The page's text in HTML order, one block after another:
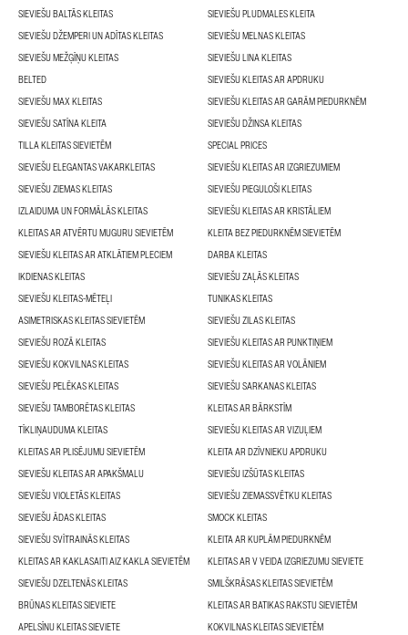
SIEVIEŠU BALTĀS KLEITAS
SIEVIEŠU PLUDMALES KLEITA
SIEVIEŠU DŽEMPERI UN ADĪTAS KLEITAS
SIEVIEŠU MELNAS KLEITAS
SIEVIEŠU MEŽĢĪŅU KLEITAS
SIEVIEŠU LINA KLEITAS
BELTED
SIEVIEŠU KLEITAS AR APDRUKU
SIEVIEŠU MAX KLEITAS
SIEVIEŠU KLEITAS AR GARĀM PIEDURKNĒM
SIEVIEŠU SATĪNA KLEITA
SIEVIEŠU DŽINSA KLEITAS
TILLA KLEITAS SIEVIETĒM
SPECIAL PRICES
SIEVIEŠU ELEGANTAS VAKARKLEITAS
SIEVIEŠU KLEITAS AR IZGRIEZUMIEM
SIEVIEŠU ZIEMAS KLEITAS
SIEVIEŠU PIEGULOŠI KLEITAS
IZLAIDUMA UN FORMĀLĀS KLEITAS
SIEVIEŠU KLEITAS AR KRISTĀLIEM
KLEITAS AR ATVĒRTU MUGURU SIEVIETĒM
KLEITA BEZ PIEDURKNĒM SIEVIETĒM
SIEVIEŠU KLEITAS AR ATKLĀTIEM PLECIEM
DARBA KLEITAS
IKDIENAS KLEITAS
SIEVIEŠU ZAĻĀS KLEITAS
SIEVIEŠU KLEITAS-MĒTEĻI
TUNIKAS KLEITAS
ASIMETRISKAS KLEITAS SIEVIETĒM
SIEVIEŠU ZILAS KLEITAS
SIEVIEŠU ROZĀ KLEITAS
SIEVIEŠU KLEITAS AR PUNKTIŅIEM
SIEVIEŠU KOKVILNAS KLEITAS
SIEVIEŠU KLEITAS AR VOLĀNIEM
SIEVIEŠU PELĒKAS KLEITAS
SIEVIEŠU SARKANAS KLEITAS
SIEVIEŠU TAMBORĒTAS KLEITAS
KLEITAS AR BĀRKSTĪM
TĪKLIŅAUDUMA KLEITAS
SIEVIEŠU KLEITAS AR VIZUĻIEM
KLEITAS AR PLISĒJUMU SIEVIETĒM
KLEITA AR DZĪVNIEKU APDRUKU
SIEVIEŠU KLEITAS AR APAKŠMALU
SIEVIEŠU IZŠŪTAS KLEITAS
SIEVIEŠU VIOLETĀS KLEITAS
SIEVIEŠU ZIEMASSVĒTKU KLEITAS
SIEVIEŠU ĀDAS KLEITAS
SMOCK KLEITAS
SIEVIEŠU SVĪTRAINĀS KLEITAS
KLEITA AR KUPLĀM PIEDURKNĒM
KLEITAS AR KAKLASAITI AIZ KAKLA SIEVIETĒM
KLEITAS AR V VEIDA IZGRIEZUMU SIEVIETE
SIEVIEŠU DZELTENĀS KLEITAS
SMILŠKRĀSAS KLEITAS SIEVIETĒM
BRŪNAS KLEITAS SIEVIETE
KLEITAS AR BATIKAS RAKSTU SIEVIETĒM
APELSĪNU KLEITAS SIEVIETE
KOKVILNAS KLEITAS SIEVIETĒM